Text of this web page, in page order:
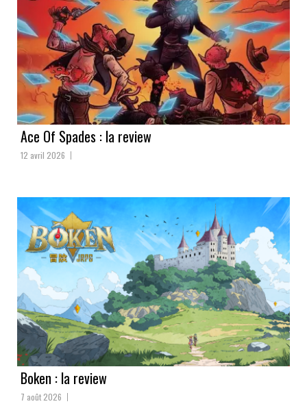
Ace Of Spades : la review
12 avril 2026
Boken : la review
7 août 2026